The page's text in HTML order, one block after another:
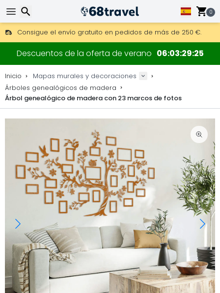
0
Consigue el envío gratuito en pedidos de más de 250 €.
Envío DHL 1 día disponible.
30 días para devoluciones, 90 días para mapas de madera
Descuentos de la oferta de verano 06032924
Inicio
Mapas murales y decoraciones
Árboles genealógicos de madera
Árbol genealógico de madera con 23 marcos de fotos
Buscar
Buscar